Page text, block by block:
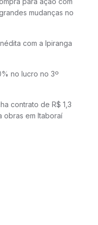
mudanças no
com a Ipiranga
no lucro no 3º
contrato de R$ 1,3
obras em Itaboraí